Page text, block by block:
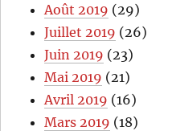
Août 2019 (29)
Juillet 2019 (26)
Juin 2019 (23)
Mai 2019 (21)
Avril 2019 (16)
Mars 2019 (18)